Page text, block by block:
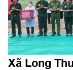
Xã Long